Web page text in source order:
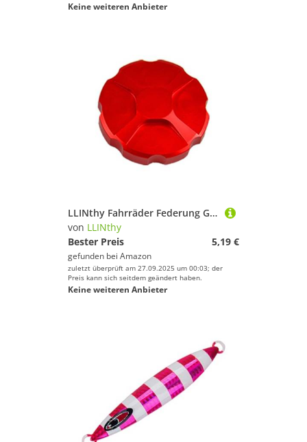
Keine weiteren Anbieter
LLINthy Fahrräder Federung Gabelkappen Mountainbike Luftgasgabes Protektor Aluminiumlegierung Fahrräder Abdeckung Dauerhalter Luftgasschutz Frontabdeckung Aluminiumlegierung
von LLINthy
Bester Preis
5,19 €
gefunden bei Amazon
zuletzt überprüft am 27.09.2025 um 00:03; der
Preis kann sich seitdem geändert haben.
Keine weiteren Anbieter